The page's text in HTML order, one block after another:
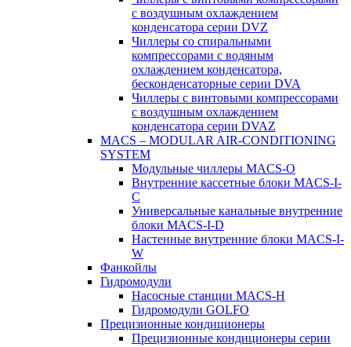
с воздушным охлаждением
конденсатора серии DVZ
Чиллеры со спиральными
компрессорами с водяным
охлаждением конденсатора,
бесконденсаторные серии DVA
Чиллеры с винтовыми компрессорами
с воздушным охлаждением
конденсатора серии DVAZ
MACS – MODULAR AIR-CONDITIONING
SYSTEM
Модульные чиллеры MACS-O
Внутренние кассетные блоки MACS-I-
C
Универсальные канальные внутренние
блоки MACS-I-D
Настенные внутренние блоки MACS-I-
W
Фанкойлы
Гидромодули
Насосные станции MACS-H
Гидромодули GOLFO
Прецизионные кондиционеры
Прецизионные кондиционеры серии